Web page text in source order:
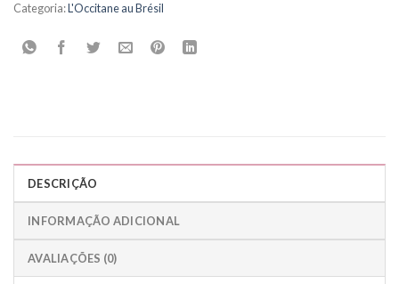
Categoria:L'Occitane au Brésil
DESCRIÇÃO
INFORMAÇÃO ADICIONAL
AVALIAÇÕES (0)